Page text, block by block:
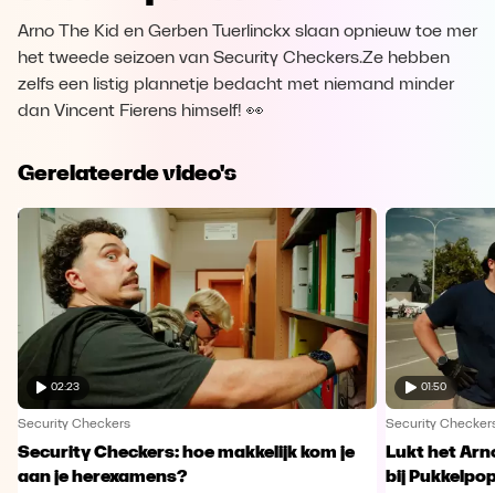
Arno The Kid en Gerben Tuerlinckx slaan opnieuw toe mer
het tweede seizoen van Security Checkers.Ze hebben
zelfs een listig plannetje bedacht met niemand minder
dan Vincent Fierens himself! 👀
Gerelateerde video's
02:23
Security Checkers
Security Checkers: hoe makkelijk kom je
aan je herexamens?
01:50
Security
Lukt het
bij